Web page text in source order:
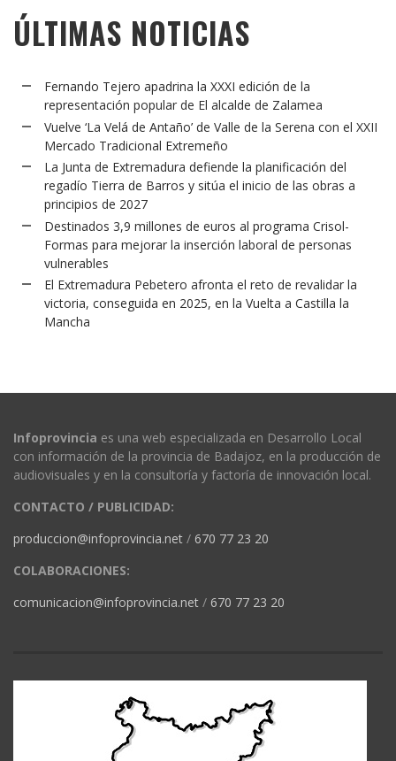
ÚLTIMAS NOTICIAS
Fernando Tejero apadrina la XXXI edición de la
representación popular de El alcalde de Zalamea
Vuelve ‘La Velá de Antaño’ de Valle de la Serena con el XXII
Mercado Tradicional Extremeño
La Junta de Extremadura defiende la planificación del
regadío Tierra de Barros y sitúa el inicio de las obras a
principios de 2027
Destinados 3,9 millones de euros al programa Crisol-
Formas para mejorar la inserción laboral de personas
vulnerables
El Extremadura Pebetero afronta el reto de revalidar la
victoria, conseguida en 2025, en la Vuelta a Castilla la
Mancha
Infoprovincia es una web especializada en Desarrollo Local
con información de la provincia de Badajoz, en la producción de
audiovisuales y en la consultoría y factoría de innovación local.
CONTACTO / PUBLICIDAD:
produccion@infoprovincia.net / 670 77 23 20
COLABORACIONES:
comunicacion@infoprovincia.net / 670 77 23 20